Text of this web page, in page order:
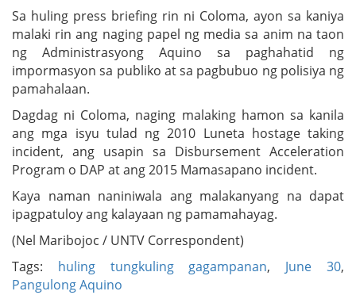
Sa huling press briefing rin ni Coloma, ayon sa kaniya
malaki rin ang naging papel ng media sa anim na taon
ng Administrasyong Aquino sa paghahatid ng
impormasyon sa publiko at sa pagbubuo ng polisiya ng
pamahalaan.
Dagdag ni Coloma, naging malaking hamon sa kanila
ang mga isyu tulad ng 2010 Luneta hostage taking
incident, ang usapin sa Disbursement Acceleration
Program o DAP at ang 2015 Mamasapano incident.
Kaya naman naniniwala ang malakanyang na dapat
ipagpatuloy ang kalayaan ng pamamahayag.
(Nel Maribojoc / UNTV Correspondent)
Tags: huling tungkuling gagampanan, June 30,
Pangulong Aquino